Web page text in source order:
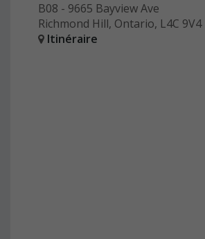
B08 - 9665 Bayview Ave
Richmond Hill, Ontario, L4C 9V4
Itinéraire